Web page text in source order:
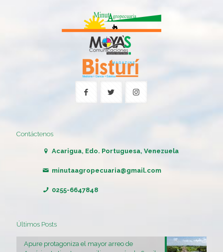
Contáctenos
Acarigua, Edo. Portuguesa, Venezuela
minutaagropecuaria@gmail.com
0255-6647848
Últimos Posts
Apure protagoniza el mayor arreo de